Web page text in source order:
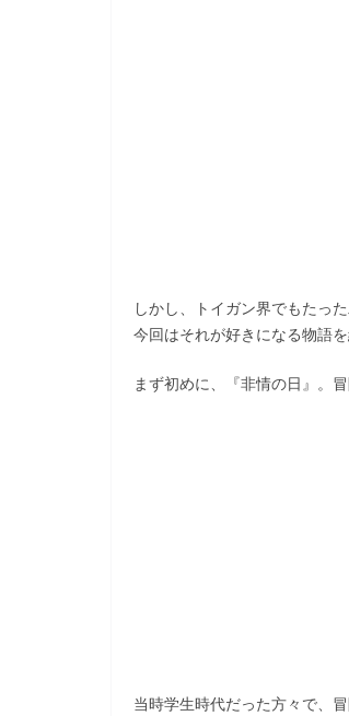
しかし、トイガン界でもたっ
今回はそれが好きになる物語を
まず初めに、『非情の日』。
当時学生時代だった方々で、